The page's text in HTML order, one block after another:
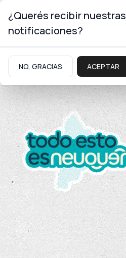
¿Querés recibir nuestras
notificaciones?
NO, GRACIAS ACEPTAR